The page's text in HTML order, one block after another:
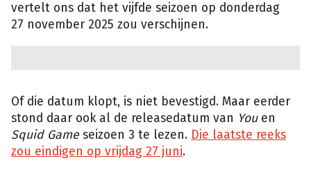
vertelt ons dat het vijfde seizoen op donderdag
27 november 2025 zou verschijnen.
Of die datum klopt, is niet bevestigd. Maar eerder
stond daar ook al de releasedatum van You en
Squid Gameseizoen 3 te lezen. Die laatste reeks
zou eindigen op vrijdag 27 juni.